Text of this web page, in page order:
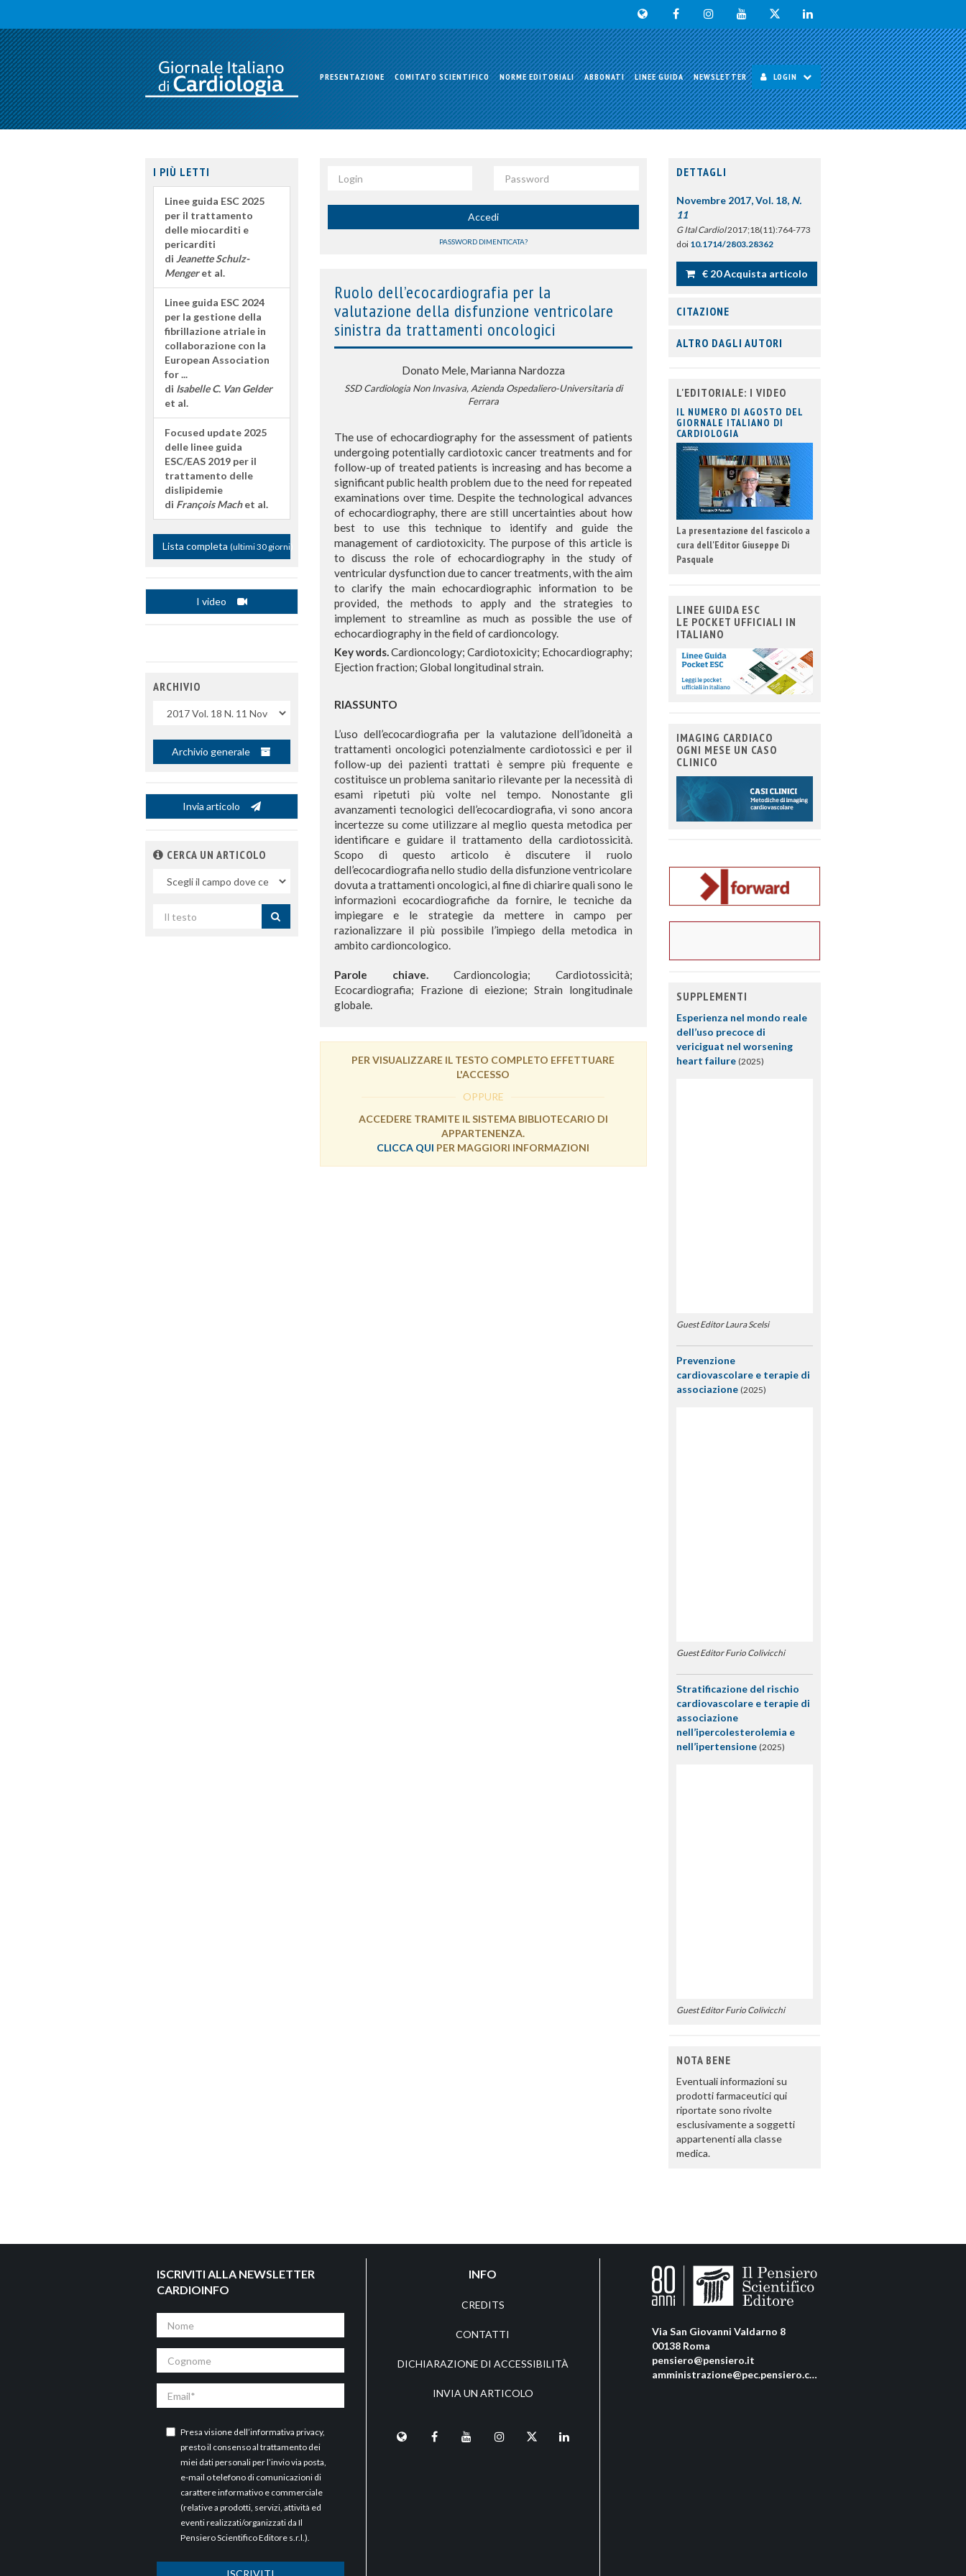
PRESENTAZIONE COMITATO SCIENTIFICO NORME EDITORIALI ABBONATI LINEE GUIDA NEWSLETTER LOGIN
Accedi
PASSWORD DIMENTICATA?
Ruolo dell’ecocardiografia per la
valutazione della disfunzione ventricolare
sinistra da trattamenti oncologici
Donato Mele, Marianna Nardozza
SSD Cardiologia Non Invasiva, Azienda Ospedaliero-Universitaria di
Ferrara
The use of echocardiography for the assessment of patients
undergoing potentially cardiotoxic cancer treatments and for
follow-up of treated patients is increasing and has become a
significant public health problem due to the need for repeated
examinations over time. Despite the technological advances
of echocardiography, there are still uncertainties about how
best to use this technique to identify and guide the
management of cardiotoxicity. The purpose of this article is
to discuss the role of echocardiography in the study of
ventricular dysfunction due to cancer treatments, with the aim
to clarify the main echocardiographic information to be
provided, the methods to apply and the strategies to
implement to streamline as much as possible the use of
echocardiography in the field of cardioncology.
Key words.Cardioncology; Cardiotoxicity; Echocardiography;
Ejection fraction; Global longitudinal strain.
RIASSUNTO
L’uso dell’ecocardiografia per la valutazione dell’idoneità a
trattamenti oncologici potenzialmente cardiotossici e per il
follow-up dei pazienti trattati è sempre più frequente e
costituisce un problema sanitario rilevante per la necessità di
esami ripetuti più volte nel tempo. Nonostante gli
avanzamenti tecnologici dell’ecocardiografia, vi sono ancora
incertezze su come utilizzare al meglio questa metodica per
identificare e guidare il trattamento della cardiotossicità.
Scopo di questo articolo è discutere il ruolo
dell’ecocardiografia nello studio della disfunzione ventricolare
dovuta a trattamenti oncologici, al fine di chiarire quali sono le
informazioni ecocardiografiche da fornire, le tecniche da
impiegare e le strategie da mettere in campo per
razionalizzare il più possibile l’impiego della metodica in
ambito cardioncologico.
Parole chiave.Cardioncologia; Cardiotossicità;
Ecocardiografia; Frazione di eiezione; Strain longitudinale
globale.
PER VISUALIZZARE IL TESTO COMPLETO EFFETTUARE
L'ACCESSO
OPPURE
ACCEDERE TRAMITE IL SISTEMA BIBLIOTECARIO DI
APPARTENENZA.
CLICCA QUI PER MAGGIORI INFORMAZIONI
I PIÙ LETTI
Linee guida ESC 2025
per il trattamento
delle miocarditi e
pericarditi
di Jeanette Schulz-
Mengeret al.
Linee guida ESC 2024
per la gestione della
fibrillazione atriale in
collaborazione con la
European Association
for ...
di Isabelle C. Van Gelder
et al.
Focused update 2025
delle linee guida
ESC/EAS 2019 per il
trattamento delle
dislipidemie
di François Machet al.
Lista completa (ultimi 30 giorni)
I video
ARCHIVIO
Archivio generale
Invia articolo
CERCA UN ARTICOLO
campo
per
DETTAGLI
Novembre 2017, Vol. 18, N.
11
G Ital Cardiol2017;18(11):764-773
doi 10.1714/2803.28362
€ 20 Acquista articolo
CITAZIONE
ALTRO DAGLI AUTORI
L'EDITORIALE: I VIDEO
IL NUMERO DI AGOSTO DEL
GIORNALE ITALIANO DI
CARDIOLOGIA
La presentazione del fascicolo a
cura dell'Editor Giuseppe Di
Pasquale
LINEE GUIDA ESC
LE POCKET UFFICIALI IN
ITALIANO
IMAGING CARDIACO
OGNI MESE UN CASO
CLINICO
SUPPLEMENTI
Esperienza nel mondo reale
dell’uso precoce di
vericiguat nel worsening
heart failure (2025)
Guest Editor Laura Scelsi
Prevenzione
cardiovascolare e terapie di
associazione (2025)
Guest Editor Furio Colivicchi
Stratificazione del rischio
cardiovascolare e terapie di
associazione
nell’ipercolesterolemia e
nell’ipertensione (2025)
Guest Editor Furio Colivicchi
NOTA BENE
Eventuali informazioni su
prodotti farmaceutici qui
riportate sono rivolte
esclusivamente a soggetti
appartenenti alla classe
medica.
ISCRIVITI ALLA NEWSLETTER
CARDIOINFO
Presa visione dell’informativa privacy,
presto il consenso al trattamento dei
miei dati personali per l’invio via posta,
e-mail o telefono di comunicazioni di
carattere informativo e commerciale
(relative a prodotti, servizi, attività ed
eventi realizzati/organizzati da Il
Pensiero Scientifico Editore s.r.l.).
ISCRIVITI
INFO
CREDITS
CONTATTI
DICHIARAZIONE DI ACCESSIBILITÀ
INVIA UN ARTICOLO
Via San Giovanni Valdarno 8
00138 Roma
pensiero@pensiero.it
amministrazione@pec.pensiero.com